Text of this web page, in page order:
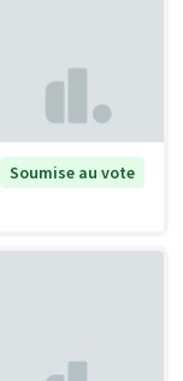
Soumise au vote